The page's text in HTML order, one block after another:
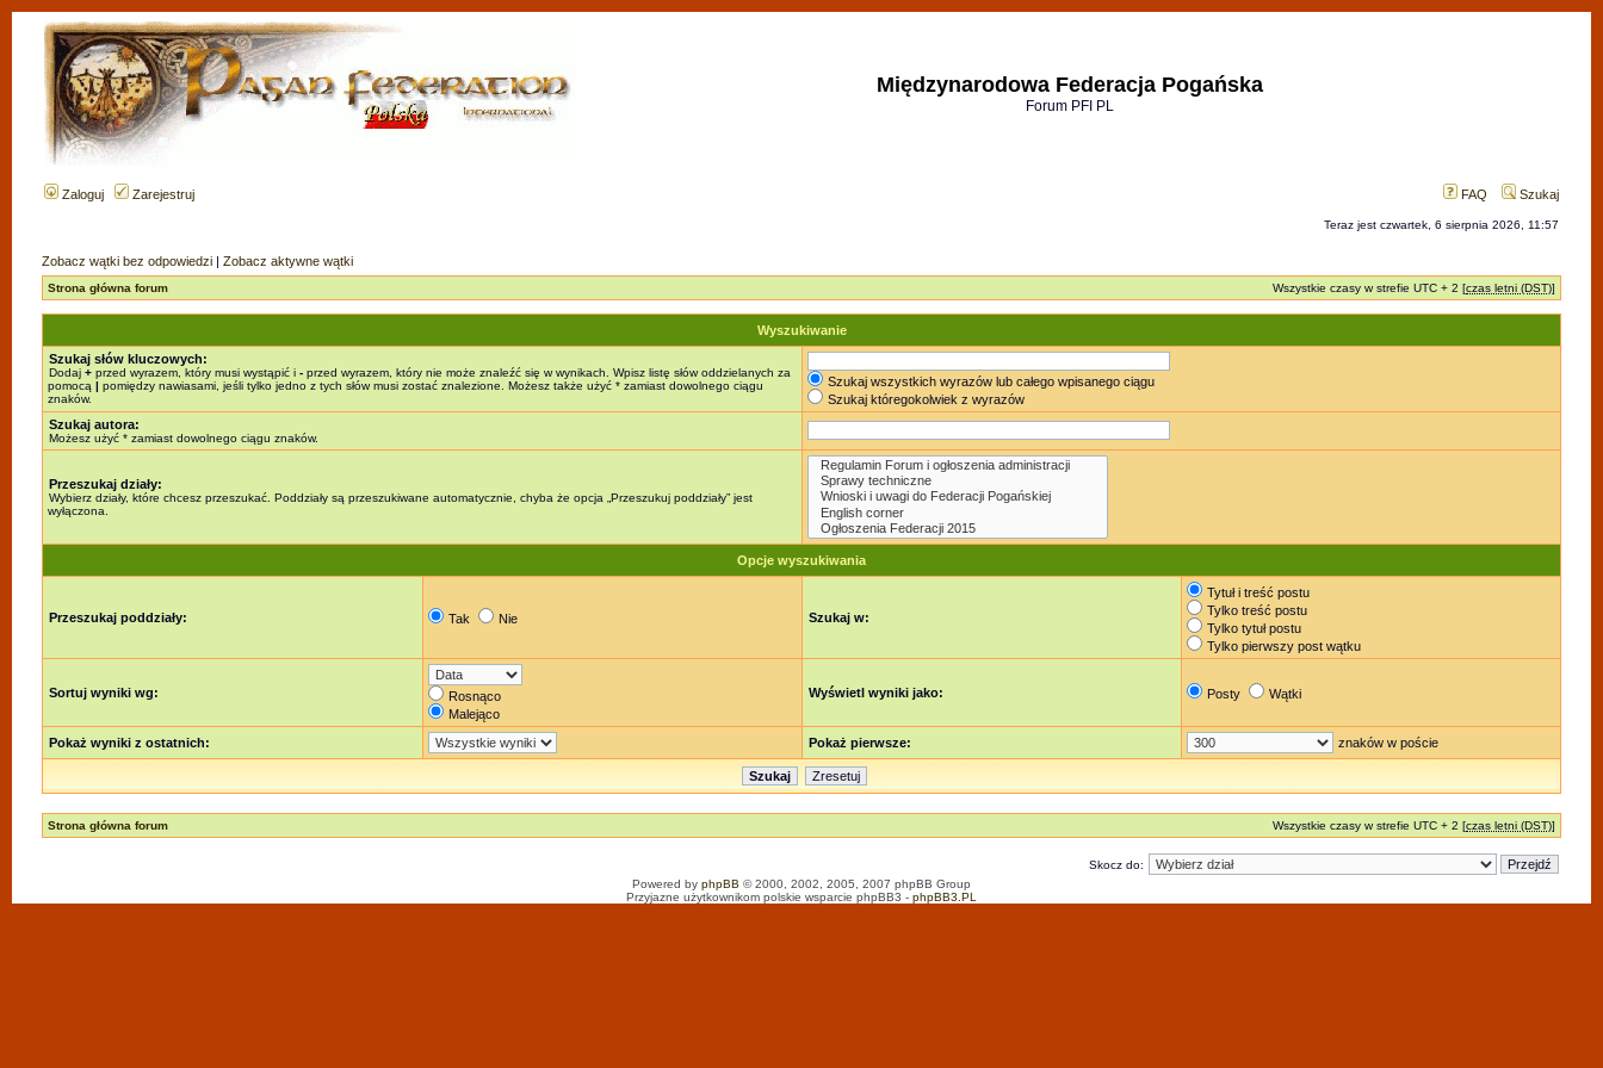
Międzynarodowa Federacja Pogańska
Forum PFI PL
Zaloguj Zarejestruj FAQ Szukaj
Teraz jest czwartek, 6 sierpnia 2026, 11:57
Zobacz wątki bez odpowiedzi | Zobacz aktywne wątki
Strona główna forum Wszystkie czasy w strefie UTC + 2 [czas letni (DST)]
Wyszukiwanie
Szukaj słów kluczowych:
Dodaj + przed wyrazem, który musi wystąpić i - przed wyrazem, który nie może znaleźć się w wynikach. Wpisz listę słów oddzielanych za
pomocą | pomiędzy nawiasami, jeśli tylko jedno z tych słów musi zostać znalezione. Możesz także użyć * zamiast dowolnego ciągu
znaków.
Szukaj wszystkich wyrazów lub całego wpisanego ciągu
Szukaj któregokolwiek z wyrazów
Szukaj autora:
Możesz użyć * zamiast dowolnego ciągu znaków.
Przeszukaj działy:
Wybierz działy, które chcesz przeszukać. Poddziały są przeszukiwane automatycznie, chyba że opcja „Przeszukuj poddziały” jest
wyłączona.
Opcje wyszukiwania
Przeszukaj poddziały: Tak Nie Szukaj w:
Tytuł i treść postu
Tylko treść postu
Tylko tytuł postu
Tylko pierwszy post wątku
Sortuj wyniki wg:
Rosnąco
Malejąco
Wyświetl wyniki jako: Posty Wątki
Pokaż wyniki z ostatnich: Pokaż pierwsze: znaków w poście
Strona główna forum Wszystkie czasy w strefie UTC + 2 [czas letni (DST)]
Skocz do:
Powered by phpBB © 2000, 2002, 2005, 2007 phpBB Group
Przyjazne użytkownikom polskie wsparcie phpBB3 - phpBB3.PL